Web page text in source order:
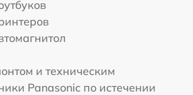
и техническим
Panasonic по истечении